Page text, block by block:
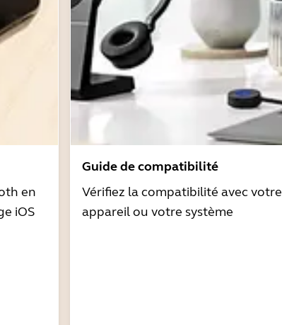
en
iOS
Guide de compatibilité
Vérifiez la compatibilité avec votre
appareil ou votre système